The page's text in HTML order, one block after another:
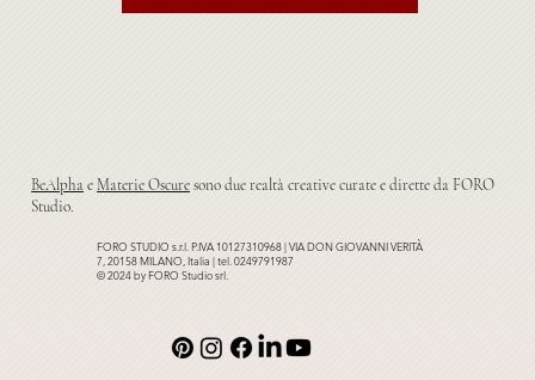
BeAlphaeMaterie Oscuresono due realtà creative curate e dirette da FORO
Studio.
FORO STUDIO s.r.l. P.IVA 10127310968 | VIA DON GIOVANNI VERITÀ
7, 20158 MILANO, Italia | tel. 0249791987
© 2024 by FORO Studio srl.